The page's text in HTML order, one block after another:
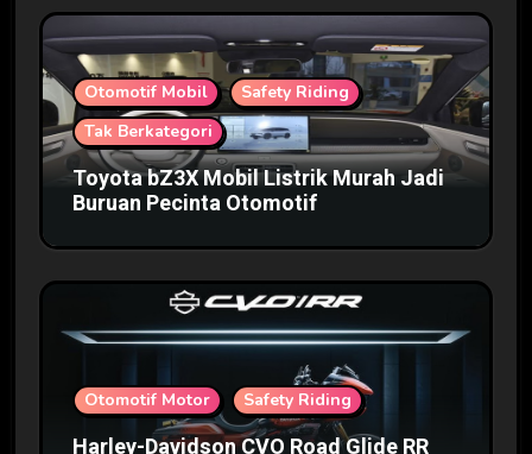
Otomotif Mobil
Safety Riding
Tak Berkategori
Toyota bZ3X Mobil Listrik Murah Jadi
Buruan Pecinta Otomotif
Otomotif Motor Safety Riding
Harley-Davidson CVO Road Glide RR